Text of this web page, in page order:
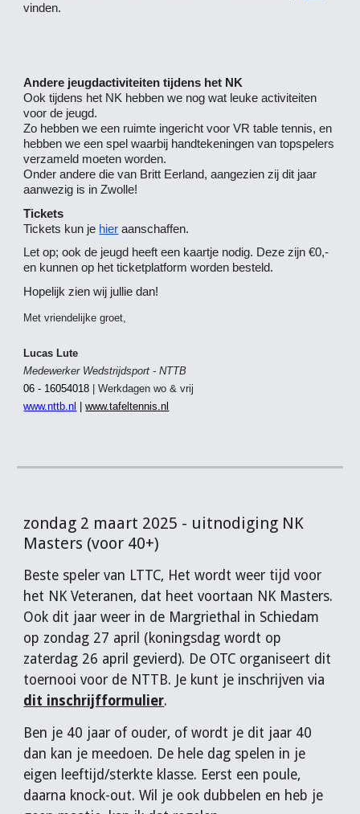
vinden.
Andere jeugdactiviteiten tijdens het NK
Ook tijdens het NK hebben we nog wat leuke activiteiten
voor de jeugd.
Zo hebben we een ruimte ingericht voor VR table tennis, en
hebben we een spel waarbij handtekeningen van topspelers
verzameld moeten worden.
Onder andere die van Britt Eerland, aangezien zij dit jaar
aanwezig is in Zwolle!
Tickets
Tickets kun je hier aanschaffen.
Let op; ook de jeugd heeft een kaartje nodig. Deze zijn €0,-
en kunnen op het ticketplatform worden besteld.
Hopelijk zien wij jullie dan!
Met vriendelijke groet,
Lucas Lute
Medewerker Wedstrijdsport - NTTB
06 - 16054018 | Werkdagen wo & vrij
www.nttb.nl |www.tafeltennis.nl
zondag 2 maart 2025 - uitnodiging NK
Masters (voor 40+)
Beste speler van LTTC, Het wordt weer tijd voor
het NK Veteranen, dat heet voortaan NK Masters.
Ook dit jaar weer in de Margriethal in Schiedam
op zondag 27 april (koningsdag wordt op
zaterdag 26 april gevierd). De OTC organiseert dit
toernooi voor de NTTB. Je kunt je inschrijven via
dit inschrijfformulier.
Ben je 40 jaar of ouder, of wordt je dit jaar 40
dan kan je meedoen. De hele dag spelen in je
eigen leeftijd/sterkte klasse. Eerst een poule,
daarna knock-out. Wil je ook dubbelen en heb je